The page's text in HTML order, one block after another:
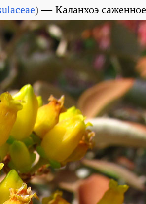
) Каланхоэ саженное